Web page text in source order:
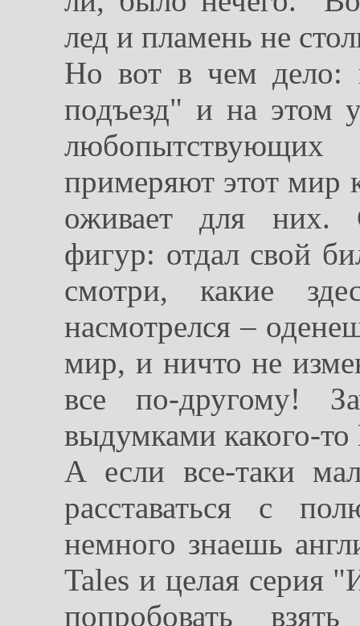
лед и пламень не
Но вот в чем дело:
подъезд" и на этом
примеряют этот мир
оживает для них.
фигур: отдал свой
смотри, какие
насмотрелся –
мир, и ничто не
все по-другому!
выдумками какого-
А если все-таки
расставаться с
немного знаешь
Tales и целая серия
попробовать